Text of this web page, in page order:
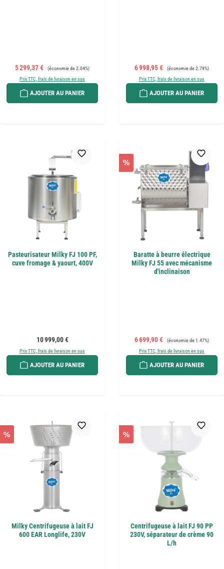
Prix de vente :
5 299,37 € Prix régulier :
(économie de 2.04%)
Prix TTC, frais de livraison en sus
AJOUTER AU PANIER
Prix de vente :
6 998,95 € Prix régulier :
(économie de 2.79%)
Prix TTC, frais de livraison en sus
AJOUTER AU PANIER
Pasteurisateur Milky FJ 100 PF,
cuve fromage & yaourt, 400V
Prix régulier :
10 999,00 €
Prix TTC, frais de livraison en sus
AJOUTER AU PANIER
%
Baratte à beurre électrique
Milky FJ 55 avec mécanisme
d'inclinaison
Prix de vente :
6 699,90 € Prix régulier :
(économie de 1.47%)
Prix TTC, frais de livraison en sus
AJOUTER AU PANIER
%
Milky Centrifugeuse à lait FJ
600 EAR Longlife, 230V
%
Centrifugeuse à lait FJ 90 PP
230V, séparateur de crème 90
L/h